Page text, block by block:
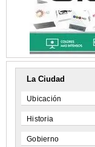
La Ciudad
Ubicación
Historia
Gobierno